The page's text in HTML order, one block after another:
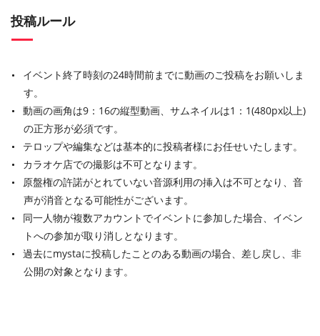
投稿ルール
イベント終了時刻の24時間前までに動画のご投稿をお願いしま
す。
動画の画角は9：16の縦型動画、サムネイルは1：1(480px以上)
の正方形が必須です。
テロップや編集などは基本的に投稿者様にお任せいたします。
カラオケ店での撮影は不可となります。
原盤権の許諾がとれていない音源利用の挿入は不可となり、音
声が消音となる可能性がございます。
同一人物が複数アカウントでイベントに参加した場合、イベン
トへの参加が取り消しとなります。
過去にmystaに投稿したことのある動画の場合、差し戻し、非
公開の対象となります。